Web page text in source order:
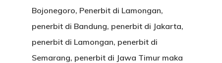
Bojonegoro, Penerbit di Lamongan,
penerbit di Bandung, penerbit di Jakarta,
penerbit di Lamongan, penerbit di
Semarang, penerbit di Jawa Timur maka